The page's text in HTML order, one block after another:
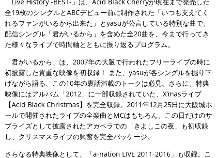
全19枚のシングルとABCデビュー前に制作された「いつも支えてく
れるファンがいるから出来た」とyasuが公言している特別な曲で、
配信シングル「君がいるから」を含めた全20曲を、今まで行ってき
た様々なライブで時間軸とともに振り返るプログラム。
「君がいるから」は、2007年の大阪で行われたフリーライブの時に
初披露した貴重な映像を初収録！ また、yasuが各シングルを掘り下
げながら語る、この10年の裏話満載のトークは必見。さらに、特典
映像にはアルバム「2012」に一部収録されていた、X’masライブ
【Acid Black Christmas】を完全収録。2011年12月25日に大阪城ホ
ールで開催されたライブの全楽曲とMCはもちろん、この日だけのサ
プライズとして披露されたアカペラでの「きよしこの夜」も初収録
し、クリスマスライブの興奮を完全パッケージ。
さらなる特典映像として、「a-nation LIVE 2011-2016」も収録。こ